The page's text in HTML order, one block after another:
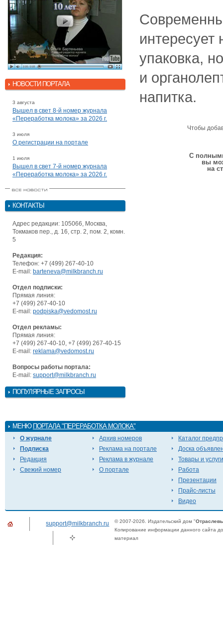
НОВОСТИ ПОРТАЛА
3 августа
Вышел в свет 8-й номер журнала
«Переработка молока» за 2026 г.
3 июля
О регистрации на портале
1 июля
Вышел в свет 7-й номер журнала
«Переработка молока» за 2026 г.
КОНТАКТЫ
Адрес редакции: 105066, Москва,
Токмаков пер., д. 16, стр. 2, пом. 2, комн.
5
Редакция:
Телефон: +7 (499) 267-40-10
E-mail: barteneva@milkbranch.ru
Отдел подписки:
Прямая линия:
+7 (499) 267-40-10
E-mail: podpiska@vedomost.ru
Отдел рекламы:
Прямая линия:
+7 (499) 267-40-10, +7 (499) 267-40-15
E-mail: reklama@vedomost.ru
Вопросы работы портала:
E-mail: support@milkbranch.ru
ПОПУЛЯРНЫЕ ЗАПРОСЫ
интересует
упаковка,
и
напитка.
Чтобы
С
вы
на
МЕНЮ ПОРТАЛА "ПЕРЕРАБОТКА МОЛОКА"
О журнале
Подписка
Редакция
Свежий номер
Архив номеров
Реклама на портале
Реклама в журнале
О портале
Каталог
Доска
Товары и услуги
Работа
Презентации
Прайс-листы
Видео
support@milkbranch.ru © 2007-2026. Издательский дом "
Копирование информации данного сайта
материал